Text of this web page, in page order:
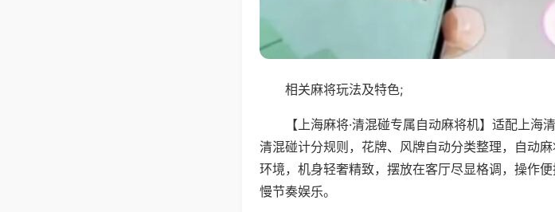
相关麻将玩法及特色;
【上海麻将·清混碰专属自动麻将机】适配上
清混碰计分规则，花牌、风牌自动分类整理，自动
环境，机身轻奢精致，摆放在客厅尽显格调，操作
慢节奏娱乐。